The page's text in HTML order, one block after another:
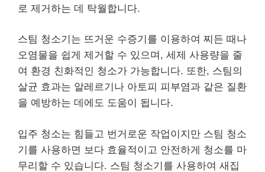
로 제거하는 데 탁월합니다.
스팀 청소기는 뜨거운 수증기를 이용하여 찌든 때나
오염물을 쉽게 제거할 수 있으며, 세제 사용량을 줄
여 환경 친화적인 청소가 가능합니다. 또한, 스팀의
살균 효과는 알레르기나 아토피 피부염과 같은 질환
을 예방하는 데에도 도움이 됩니다.
입주 청소는 힘들고 번거로운 작업이지만 스팀 청소
기를 사용하면 보다 효율적이고 안전하게 청소를 마
무리할 수 있습니다. 스팀 청소기를 사용하여 새집